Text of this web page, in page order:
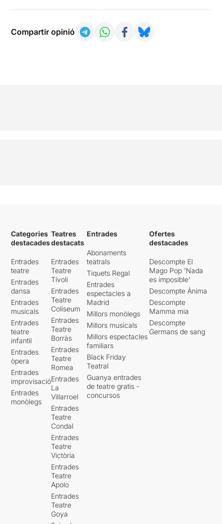
Compartir opinió
Categories
destacades
Entrades
teatre
Entrades
dansa
Entrades
musicals
Entrades
teatre
infantil
Entrades
òpera
Entrades
improvisació
Entrades
monòlegs
Teatres
destacats
Entrades
Teatre
Tívoli
Entrades
Teatre
Coliseum
Entrades
Teatre
Borràs
Entrades
Teatre
Romea
Entrades
La
Villarroel
Entrades
Teatre
Condal
Entrades
Teatre
Victòria
Entrades
Teatre
Apolo
Entrades
Teatre
Goya
Entrades
Abonaments
teatrals
Tiquets Regal
Entrades
espectacles a
Madrid
Millors monòlegs
Millors musicals
Millors espectacles
familiars
Black Friday
Teatral
Guanya entrades
de teatre gratis -
concursos
Ofertes
destacades
Descompte El
Mago Pop 'Nada
es imposible'
Descompte Ànima
Descompte
Mamma mia
Descompte
Germans de sang